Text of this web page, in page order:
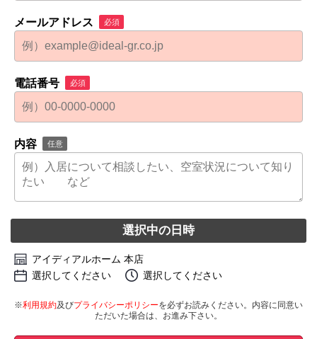
メールアドレス 必須
電話番号 必須
内容 任意
選択中の日時
アイディアルホーム 本店
選択してください
選択してください
※利用規約及びプライバシーポリシーを必ずお読みください。内容に同意い
ただいた場合は、お進み下さい。